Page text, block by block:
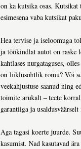
on ka kutsika osas. Kutsikat
esimesena vaba kutsikat
Hea tervise ja iseloomuga
ja töökindlat autot on raske
kahtlases nurgataguses,
on liiklusohtlik romu? Või
veekahjustuse saanud ning
toimite arukalt – teete
garantiiga ja
Aga tagasi koerte juurde.
kasumist. Nad kasutavad